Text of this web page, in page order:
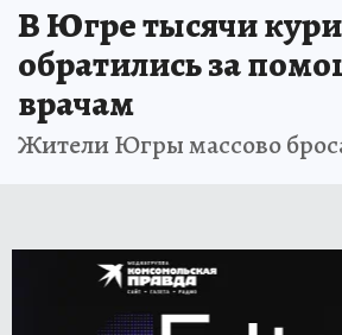
В Югре тысячи
обратились за
врачам
Жители Югры массово